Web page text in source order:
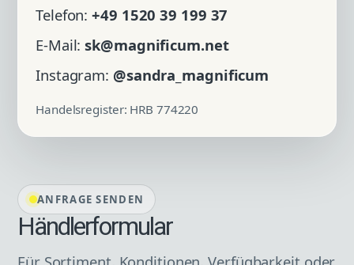
Telefon:+49 1520 39 199 37
E-Mail:sk@magnificum.net
Instagram: @sandra_magnificum
Handelsregister: HRB 774220
ANFRAGE SENDEN
Händlerformular